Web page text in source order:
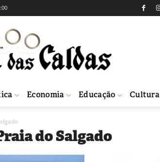
Economia Educação Cultura
do Salgado